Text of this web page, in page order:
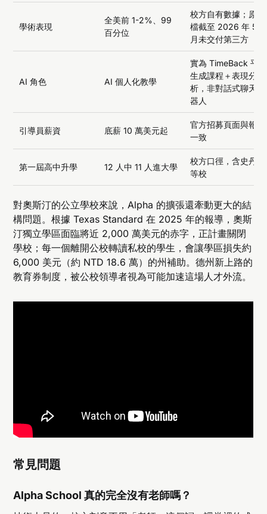
學術表現
全美前 1-2%、99
百分位
校方自有數據；原始
檔截至 2026 年 5
月未交付第三方
AI 角色 AI 個人化教學
實為 TimeBack 平台
生成課程＋表現分
析，非對話式聊天機
器人
引導員薪資 底薪 10 萬美元起
官方招募頁面與報導
一致
第一屆高中升學 12 人中 11 人進大學
校方口徑，含史丹佛
等校
對奧斯汀的公立學校來說，Alpha 的擴張還牽動更大的結
構問題。根據 Texas Standard 在 2025 年的報導，奧斯
汀獨立學區面臨將近 2,000 萬美元的赤字，正計畫關閉
學校；每一個離開公校轉讀私校的學生，會讓學區損失約
6,000 美元（約 NTD 18.6 萬）的州補助。德州新上路的
教育券制度，被公校領導者視為可能加速這場人才外流。
常見問題
Alpha School 真的完全沒有老師嗎？